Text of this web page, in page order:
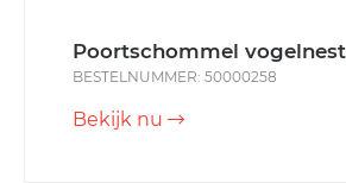
Poortschommel
BESTELNUMMER: 50000258
Bekijk nu